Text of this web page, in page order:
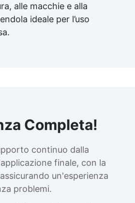
alle macchie e alla
ideale per l’uso
Completa!
continuo dalla
finale, con la
un'esperienza
problemi.